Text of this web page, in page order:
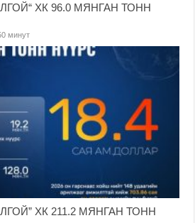
ХК 96.0 МЯНГАН ТОНН
минут
ХК 211.2 МЯНГАН ТОНН